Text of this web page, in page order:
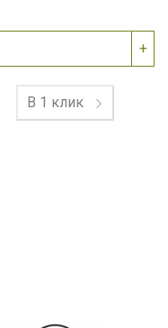
+
В 1 клик